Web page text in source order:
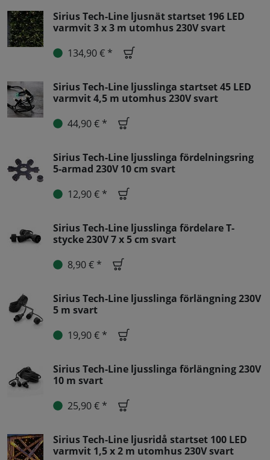
Sirius Tech-Line ljusnät startset 196 LED
varmvit 3 x 3 m utomhus 230V svart
134,90 € *
Sirius Tech-Line ljusslinga startset 45 LED
varmvit 4,5 m utomhus 230V svart
44,90 € *
Sirius Tech-Line ljusslinga fördelningsring
5-armad 230V 10 cm svart
12,90 € *
Sirius Tech-Line ljusslinga fördelare T-
stycke 230V 7 x 5 cm svart
8,90 € *
Sirius Tech-Line ljusslinga förlängning 230V
5 m svart
19,90 € *
Sirius Tech-Line ljusslinga förlängning 230V
10 m svart
25,90 € *
Sirius Tech-Line ljusridå startset 100 LED
varmvit 1,5 x 2 m utomhus 230V svart